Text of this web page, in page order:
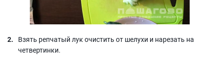
Взять репчатый лук очистить от шелухи и нарезать на
четвертинки.